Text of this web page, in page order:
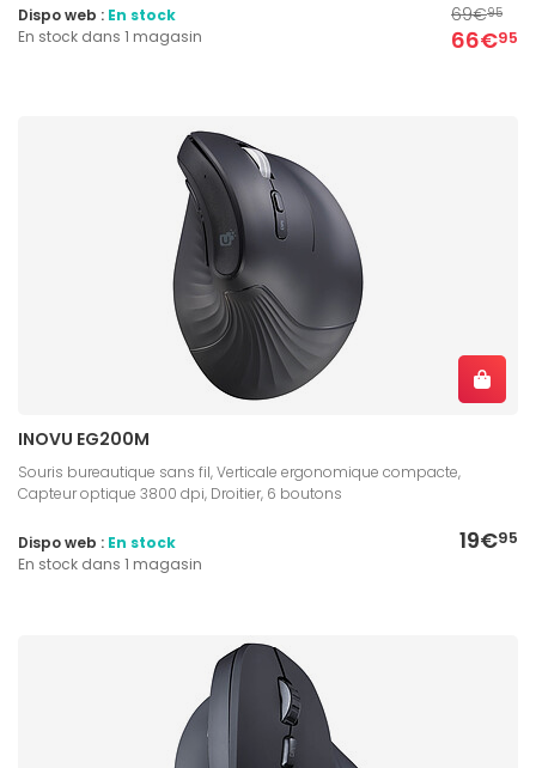
69€95
66€95
Dispo web : En stock
En stock dans 1 magasin
INOVU EG200M
Souris bureautique sans fil, Verticale ergonomique compacte,
Capteur optique 3800 dpi, Droitier, 6 boutons
19€95
Dispo web : En stock
En stock dans 1 magasin